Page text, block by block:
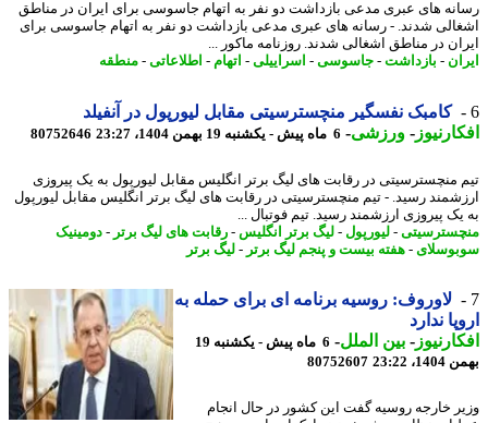
های عبری مدعی بازداشت دو نفر به اتهام جاسوسی برای ایران در مناطق
شدند. - رسانه های عبری مدعی بازداشت دو نفر به اتهام جاسوسی برای
در مناطق اشغالی شدند. روزنامه ماکور ...
- بازداشت -جاسوسی-اسراییلی -اتهام -اطلاعاتی-منطقه
کامبک نفسگیر منچسترسیتی مقابل لیورپول در آنفیلد
-ورزشی-6 ماه پیش - یکشنبه 19 بهمن 1404، 23:27 80752646
منچسترسیتی در رقابت های لیگ برتر انگلیس مقابل لیورپول به یک پیروزی
رسید. - تیم منچسترسیتی در رقابت های لیگ برتر انگلیس مقابل لیورپول
پیروزی ارزشمند رسید. تیم فوتبال ...
-لیورپول -لیگ برتر انگلیس-رقابت های لیگ برتر - دومینیک
-هفته بیست و پنجم لیگ برتر - لیگ برتر
لاوروف: روسیه برنامه ای برای حمله به
ندارد
-بین الملل-
6 ماه پیش - یکشنبه 19
23:22
80752607
خارجه روسیه گفت این کشور در حال انجام